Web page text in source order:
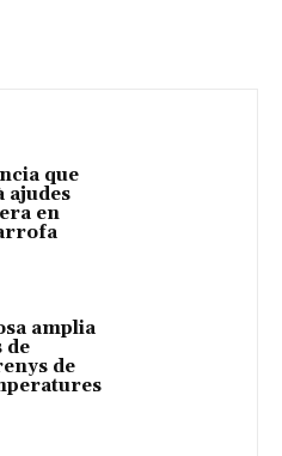
que
ajudes
en
amplia
de
de